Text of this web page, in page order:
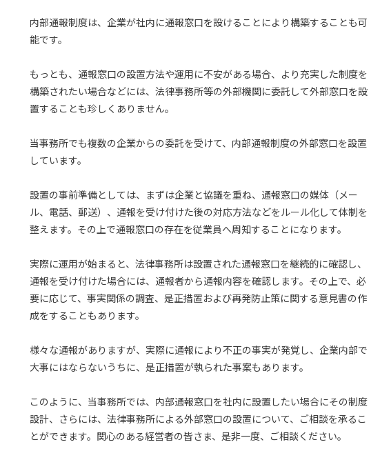
内部通報制度は、企業が社内に通報窓口を設けることにより構築することも可
能です。
もっとも、通報窓口の設置方法や運用に不安がある場合、より充実した制度を
構築されたい場合などには、法律事務所等の外部機関に委託して外部窓口を設
置することも珍しくありません。
当事務所でも複数の企業からの委託を受けて、内部通報制度の外部窓口を設置
しています。
設置の事前準備としては、まずは企業と協議を重ね、通報窓口の媒体（メー
ル、電話、郵送）、通報を受け付けた後の対応方法などをルール化して体制を
整えます。その上で通報窓口の存在を従業員へ周知することになります。
実際に運用が始まると、法律事務所は設置された通報窓口を継続的に確認し、
通報を受け付けた場合には、通報者から通報内容を確認します。その上で、必
要に応じて、事実関係の調査、是正措置および再発防止策に関する意見書の作
成をすることもあります。
様々な通報がありますが、実際に通報により不正の事実が発覚し、企業内部で
大事にはならないうちに、是正措置が執られた事案もあります。
このように、当事務所では、内部通報窓口を社内に設置したい場合にその制度
設計、さらには、法律事務所による外部窓口の設置について、ご相談を承るこ
とができます。関心のある経営者の皆さま、是非一度、ご相談ください。